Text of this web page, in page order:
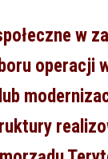
w
operacji